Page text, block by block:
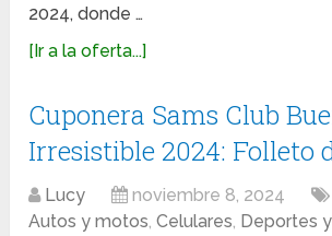
2024, donde …
[Ir a la oferta...]
Cuponera Sams Club
Irresistible 2024: Folleto
Lucy noviembre 8, 2024
Autos y motos,Celulares, Deportes